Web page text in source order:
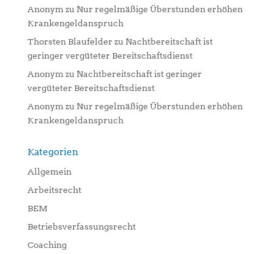
Anonym zu Nur regelmäßige Überstunden erhöhen
Krankengeldanspruch
Thorsten Blaufelder zu Nachtbereitschaft ist
geringer vergüteter Bereitschaftsdienst
Anonym zu Nachtbereitschaft ist geringer
vergüteter Bereitschaftsdienst
Anonym zu Nur regelmäßige Überstunden erhöhen
Krankengeldanspruch
Kategorien
Allgemein
Arbeitsrecht
BEM
Betriebsverfassungsrecht
Coaching